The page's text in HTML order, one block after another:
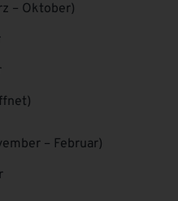
– Oktober)
– Februar)